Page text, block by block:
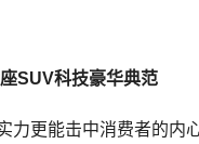
SUV科技豪华典范
力更能击中消费者的